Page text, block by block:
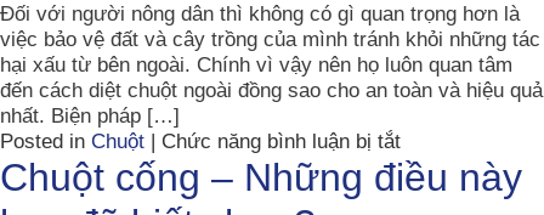
chuột
và
tác
hại
chuột
trong
đời
Đối với người nông dân thì không có gì quan trọng hơn là
việc bảo vệ đất và cây trồng của mình tránh khỏi những tác
hại xấu từ bên ngoài. Chính vì vậy nên họ luôn quan tâm
đến cách diệt chuột ngoài đồng sao cho an toàn và hiệu quả
nhất. Biện pháp […]
Posted in Chuột | Chức năng bình luận bị tắtở
Cách
diệt
Chuột cống – Những điều này